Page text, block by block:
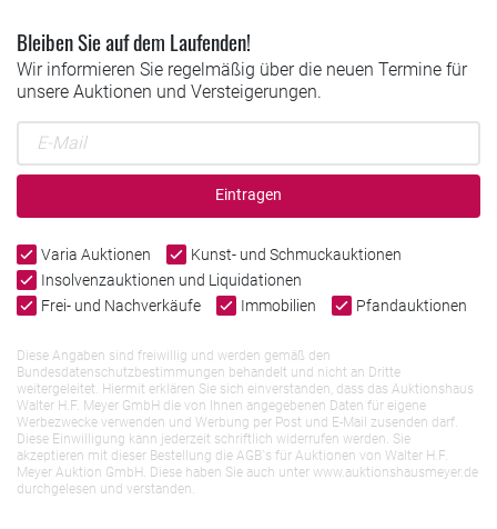
Bleiben Sie auf dem Laufenden!
Wir informieren Sie regelmäßig über die neuen Termine für
unsere Auktionen und Versteigerungen.
Eintragen
Varia Auktionen
Kunst- und Schmuckauktionen
Insolvenzauktionen und Liquidationen
Frei- und Nachverkäufe
Immobilien Pfandauktionen
Diese Angaben sind freiwillig und werden gemäß den
Bundesdatenschutzbestimmungen behandelt und nicht an Dritte
weitergeleitet. Hiermit erklären Sie sich einverstanden, dass das Auktionshaus
Walter H.F. Meyer GmbH die von Ihnen angegebenen Daten für eigene
Werbezwecke verwenden und Werbung per Post und E-Mail zusenden darf.
Diese Einwilligung kann jederzeit schriftlich widerrufen werden. Sie
akzeptieren mit dieser Bestellung die AGB`s für Auktionen von Walter H.F.
Meyer Auktion GmbH. Diese haben Sie auch unter www.auktionshausmeyer.de
durchgelesen und verstanden.